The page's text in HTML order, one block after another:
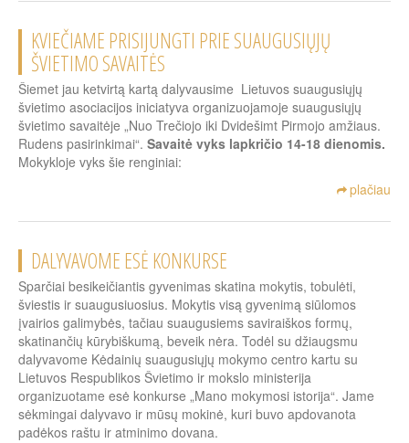
KVIEČIAME PRISIJUNGTI PRIE SUAUGUSIŲJŲ
ŠVIETIMO SAVAITĖS
Šiemet jau ketvirtą kartą dalyvausime Lietuvos suaugusiųjų
švietimo asociacijos iniciatyva organizuojamoje suaugusiųjų
švietimo savaitėje „Nuo Trečiojo iki Dvidešimt Pirmojo amžiaus.
Rudens pasirinkimai“. Savaitė vyks lapkričio 14-18 dienomis.
Mokykloje vyks šie renginiai:
plačiau
DALYVAVOME ESĖ KONKURSE
Sparčiai besikeičiantis gyvenimas skatina mokytis, tobulėti,
šviestis ir suaugusiuosius. Mokytis visą gyvenimą siūlomos
įvairios galimybės, tačiau suaugusiems saviraiškos formų,
skatinančių kūrybiškumą, beveik nėra. Todėl su džiaugsmu
dalyvavome Kėdainių suaugusiųjų mokymo centro kartu su
Lietuvos Respublikos Švietimo ir mokslo ministerija
organizuotame esė konkurse „Mano mokymosi istorija“. Jame
sėkmingai dalyvavo ir mūsų mokinė, kuri buvo apdovanota
padėkos raštu ir atminimo dovana.